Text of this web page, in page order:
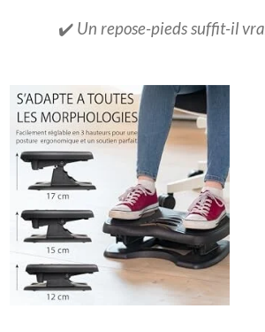
✔️ Un repose-pieds suffit-il